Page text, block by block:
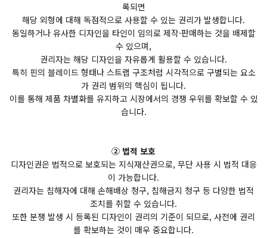
록되면
해당 외형에 대해 독점적으로 사용할 수 있는 권리가 발생합니다.
동일하거나 유사한 디자인을 타인이 임의로 제작·판매하는 것을 배제할
수 있으며,
권리자는 해당 디자인을 자유롭게 활용할 수 있습니다.
특히 핀의 블레이드 형태나 스트랩 구조처럼 시각적으로 구별되는 요소
가 권리 범위의 핵심이 됩니다.
이를 통해 제품 차별화를 유지하고 시장에서의 경쟁 우위를 확보할 수 있
습니다.
② 법적 보호
디자인권은 법적으로 보호되는 지식재산권으로, 무단 사용 시 법적 대응
이 가능합니다.
권리자는 침해자에 대해 손해배상 청구, 침해금지 청구 등 다양한 법적
조치를 취할 수 있습니다.
또한 분쟁 발생 시 등록된 디자인이 권리의 기준이 되므로, 사전에 권리
를 확보하는 것이 매우 중요합니다.